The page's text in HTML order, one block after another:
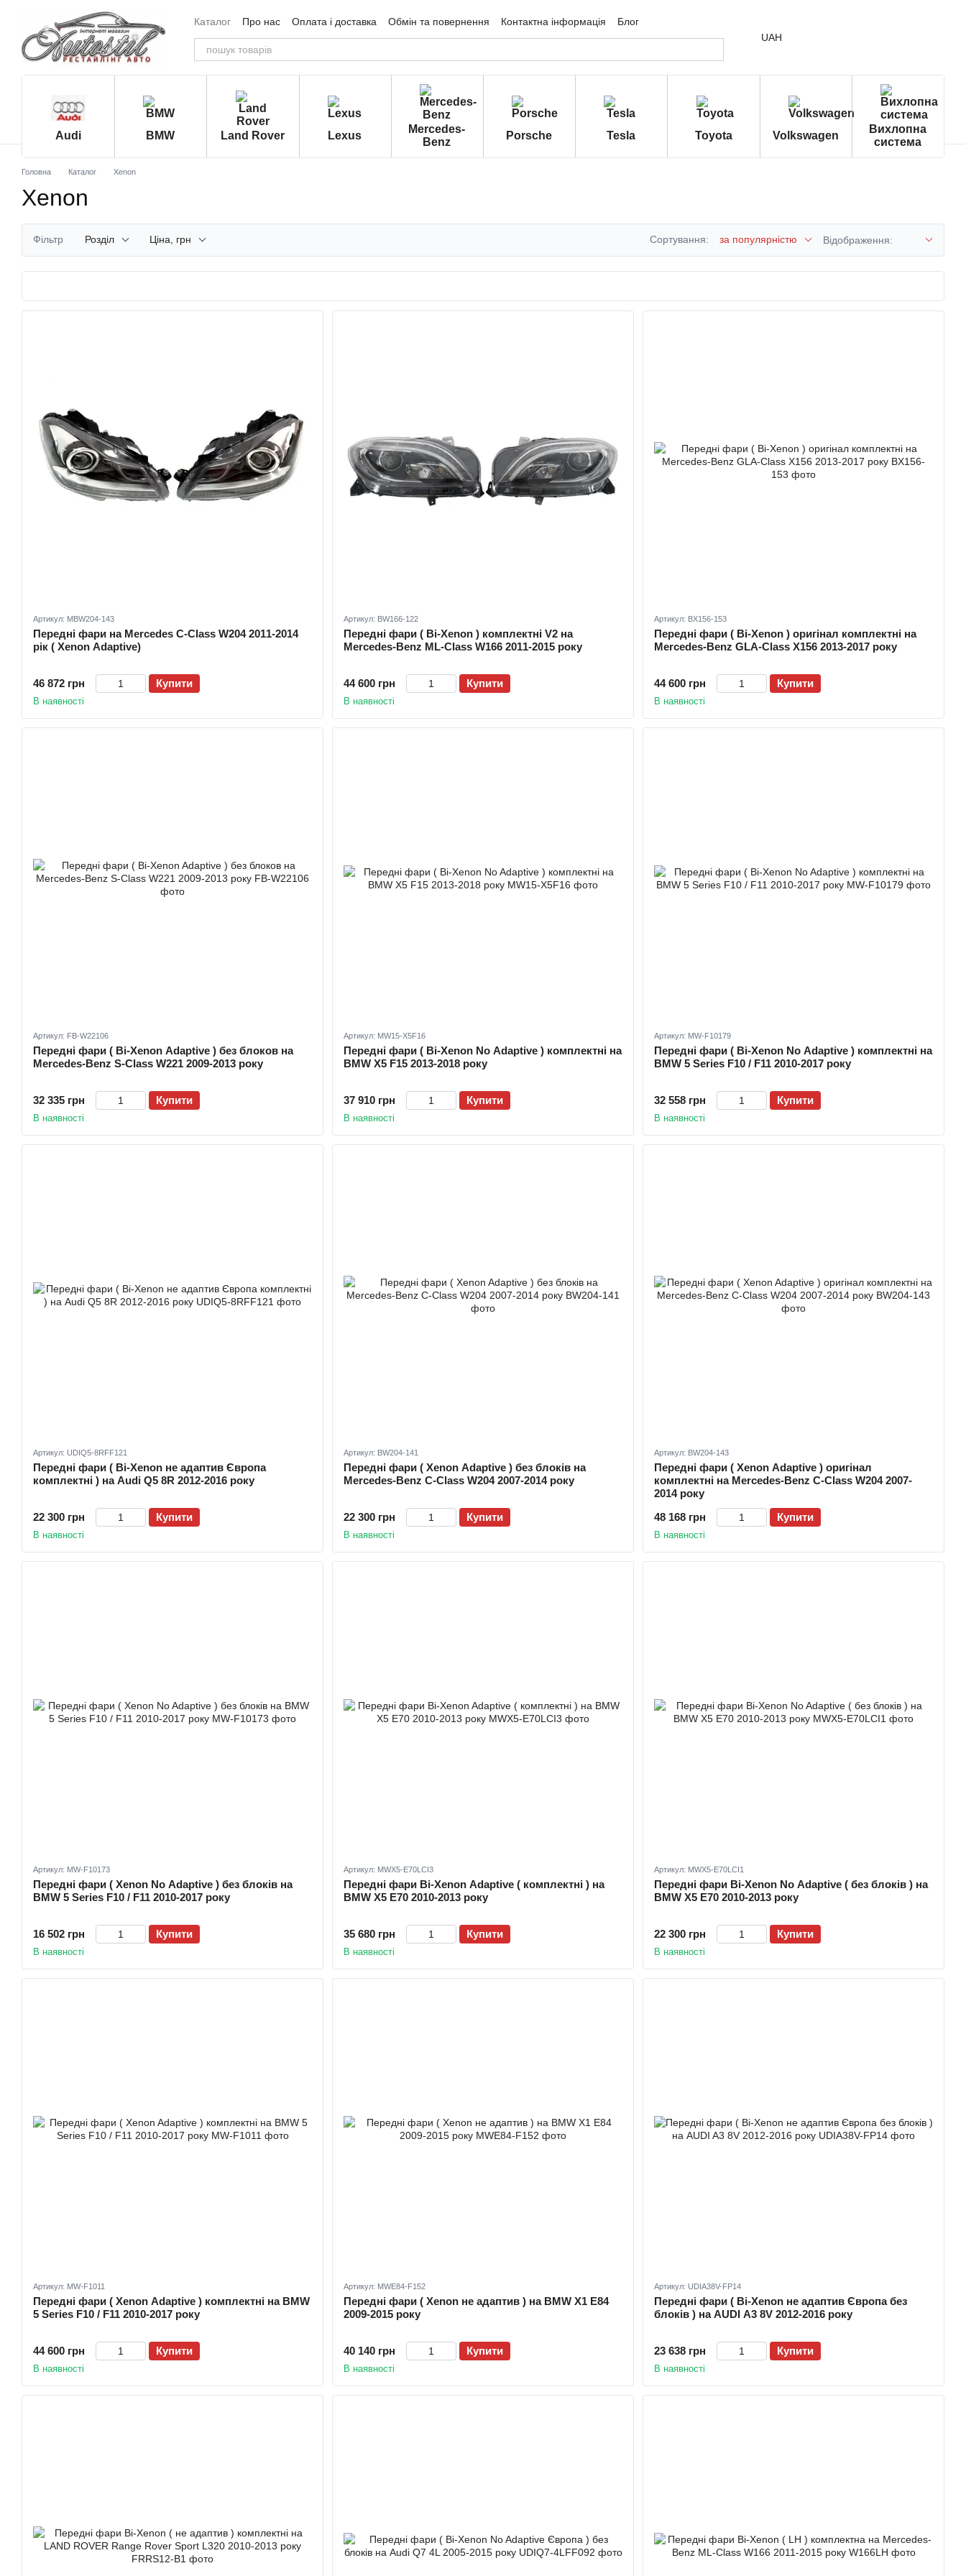
Перейти до основного контенту
Каталог
Про нас Оплата і доставка Обмін та повернення Контактна інформація
Блог
Угода користувача
Відгуки про магазин UAH
Audi BMW Land Rover Lexus
Mercedes-
Benz
Porsche Tesla Toyota Volkswagen
Вихлопна
система
Головна Каталог Xenon
Xenon
Фільтр Розділ Ціна, грн Сортування: за популярністю Відображення:
Артикул: MBW204-143
Передні фари на Mercedes C-Class W204 2011-2014
рік ( Xenon Adaptive)
46 872 грн Купити
В наявності
Артикул: BW166-122
Передні фари ( Bi-Xenon ) комплектні V2 на
Mercedes-Benz ML-Class W166 2011-2015 року
44 600 грн Купити
В наявності
Артикул: BX156-153
Передні фари ( Bi-Xenon ) оригінал комплектні на
Mercedes-Benz GLA-Class X156 2013-2017 року
44 600 грн Купити
В наявності
Артикул: FB-W22106
Передні фари ( Bi-Xenon Adaptive ) без блоков на
Mercedes-Benz S-Class W221 2009-2013 року
32 335 грн Купити
В наявності
Артикул: MW15-X5F16
Передні фари ( Bi-Xenon No Adaptive ) комплектні на
BMW X5 F15 2013-2018 року
37 910 грн Купити
В наявності
Артикул: MW-F10179
Передні фари ( Bi-Xenon No Adaptive ) комплектні на
BMW 5 Series F10 / F11 2010-2017 року
32 558 грн Купити
В наявності
Артикул: UDIQ5-8RFF121
Передні фари ( Bi-Xenon не адаптив Європа
комплектні ) на Audi Q5 8R 2012-2016 року
22 300 грн Купити
В наявності
Артикул: BW204-141
Передні фари ( Xenon Adaptive ) без блоків на
Mercedes-Benz C-Class W204 2007-2014 року
22 300 грн Купити
В наявності
Артикул: BW204-143
Передні фари ( Xenon Adaptive ) оригінал
комплектні на Mercedes-Benz C-Class W204 2007-
2014 року
48 168 грн
Купити
В наявності
Артикул: MW-F10173
Передні фари ( Xenon No Adaptive ) без блоків на
BMW 5 Series F10 / F11 2010-2017 року
16 502 грн Купити
В наявності
Артикул: MWX5-E70LCI3
Передні фари Bi-Xenon Adaptive ( комплектні ) на
BMW X5 E70 2010-2013 року
35 680 грн Купити
В наявності
Артикул: MWX5-E70LCI1
Передні фари Bi-Xenon No Adaptive ( без блоків ) на
BMW X5 E70 2010-2013 року
22 300 грн Купити
В наявності
Артикул: MW-F1011
Передні фари ( Xenon Adaptive ) комплектні на BMW
5 Series F10 / F11 2010-2017 року
44 600 грн Купити
В наявності
Артикул: MWE84-F152
Передні фари ( Xenon не адаптив ) на BMW X1 E84
2009-2015 року
40 140 грн Купити
В наявності
Артикул: UDIA38V-FP14
Передні фари ( Bi-Xenon не адаптив Європа без
блоків ) на AUDI A3 8V 2012-2016 року
23 638 грн Купити
В наявності